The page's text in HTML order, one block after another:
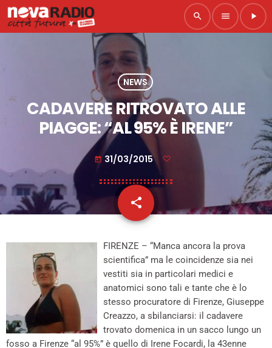
search menu play_arrow
NEWS
CADAVERE RITROVATO ALLE
PIAGGE: “AL 95% È IRENE”
today 31/03/2015
share
email
FIRENZE – “Manca ancora la prova
scientifica” ma le coincidenze sia nei
vestiti sia in particolari medici e
anatomici sono tali e tante che è lo
stesso procuratore di Firenze, Giuseppe
Creazzo, a sbilanciarsi: il cadavere
trovato domenica in un sacco lungo un
fosso a Firenze “al 95%” è quello di Irene Focardi, la 43enne